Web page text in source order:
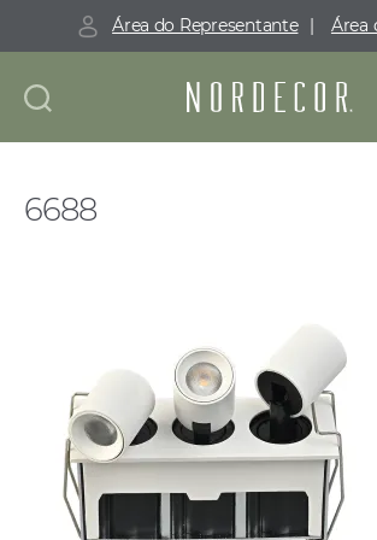
Área do Representante | Área
Nordecor
6688